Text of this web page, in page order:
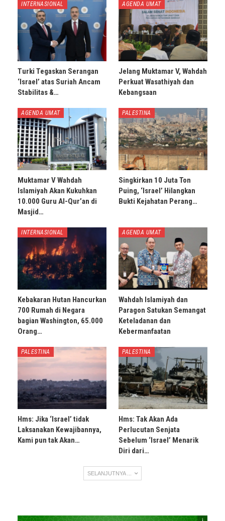
INTERNASIONAL
Turki Tegaskan Serangan
‘Israel’ atas Suriah Ancam
Stabilitas &…
AGENDA UMAT
Jelang Muktamar V, Wahdah
Perkuat Wasathiyah dan
Kebangsaan
AGENDA UMAT
Muktamar V Wahdah
Islamiyah Akan Kukuhkan
10.000 Guru Al-Qur’an di
Masjid…
PALESTINA
Singkirkan 10 Juta Ton
Puing, ‘Israel’ Hilangkan
Bukti Kejahatan Perang…
INTERNASIONAL
Kebakaran Hutan Hancurkan
700 Rumah di Negara
bagian Washington, 65.000
Orang…
AGENDA UMAT
Wahdah Islamiyah dan
Paragon Satukan Semangat
Keteladanan dan
Kebermanfaatan
PALESTINA
Hms: Jika ‘Israel’ tidak
Laksanakan Kewajibannya,
Kami pun tak Akan…
PALESTINA
Hms: Tak Akan Ada
Perlucutan Senjata
Sebelum ‘Israel’ Menarik
Diri dari…
SELANJUTNYA ...